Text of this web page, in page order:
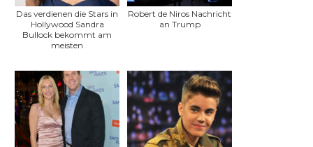
Das verdienen die Stars in
Hollywood Sandra
Bullock bekommt am
meisten
Robert de Niros Nachricht
an Trump